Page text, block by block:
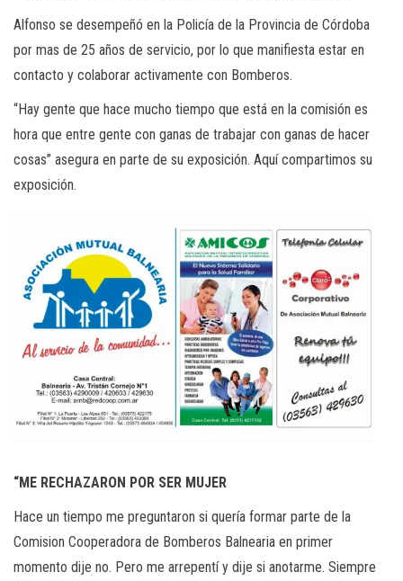
Alfonso se desempeñó en la Policía de la Provincia de Córdoba
por mas de 25 años de servicio, por lo que manifiesta estar en
contacto y colaborar activamente con Bomberos.
“Hay gente que hace mucho tiempo que está en la comisión es
hora que entre gente con ganas de trabajar con ganas de hacer
cosas” asegura en parte de su exposición. Aquí compartimos su
exposición.
“ME RECHAZARON POR SER MUJER
Hace un tiempo me preguntaron si quería formar parte de la
Comision Cooperadora de Bomberos Balnearia en primer
momento dije no. Pero me arrepentí y dije si anotarme. Siempre